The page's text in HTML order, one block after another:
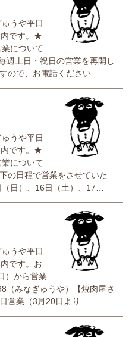
うや平日
内です。★
について
週土日・祝日の営業を再開し
ので、お電話ください…
うや平日
内です。★
について
の日程で営業をさせていた
日）、16日（土）、17…
うや平日
です。お
）から営業
（みなぎゅうや）【焼肉屋さ
営業（3月20日より…